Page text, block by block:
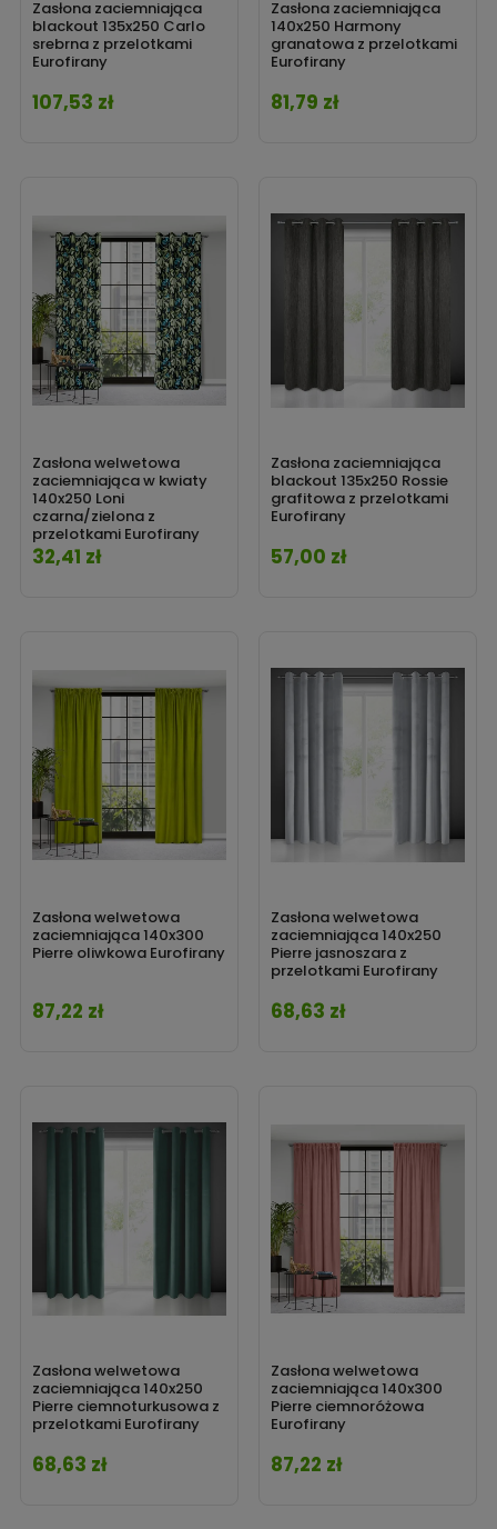
Zasłona zaciemniająca
blackout 135x250 Carlo
srebrna z przelotkami
Eurofirany
Cena
107,53 zł
Zasłona zaciemniająca
140x250 Harmony
granatowa z przelotkami
Eurofirany
Cena
81,79 zł
Zasłona welwetowa
zaciemniająca w kwiaty
140x250 Loni
czarna/zielona z
przelotkami Eurofirany
Cena
32,41 zł
Zasłona zaciemniająca
blackout 135x250 Rossie
grafitowa z przelotkami
Eurofirany
Cena
57,00 zł
Zasłona welwetowa
zaciemniająca 140x300
Pierre oliwkowa Eurofirany
Cena
87,22 zł
Zasłona welwetowa
zaciemniająca 140x250
Pierre jasnoszara z
przelotkami Eurofirany
Cena
68,63 zł
Zasłona welwetowa
zaciemniająca 140x250
Pierre ciemnoturkusowa z
przelotkami Eurofirany
Cena
68,63 zł
Zasłona welwetowa
zaciemniająca 140x300
Pierre ciemnoróżowa
Eurofirany
Cena
87,22 zł